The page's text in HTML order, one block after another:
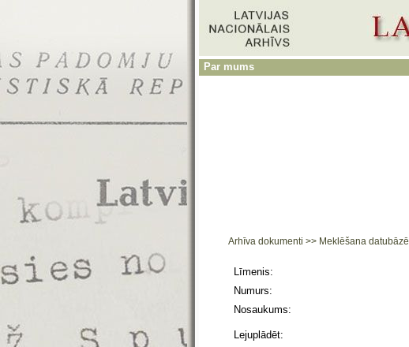
Par mums
Arhīva dokumenti >> Meklēšana datubāzē
Līmenis:
Numurs:
Nosaukums:
Lejuplādēt: